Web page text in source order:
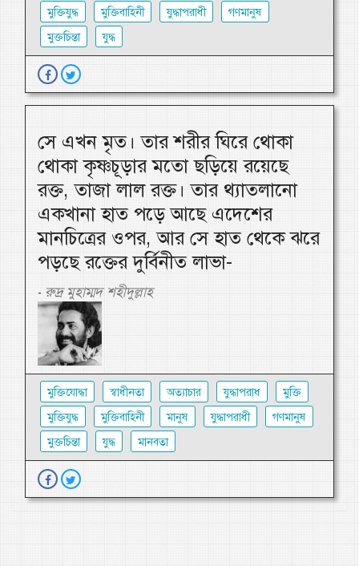
মুক্তিযুদ্ধ
মুক্তিবাহিনী যুদ্ধাপরাধী
গণমানুষ
মুক্তচিন্তা
যুদ্ধ
সে এখন মৃত। তার শরীর ঘিরে থোকা
থোকা কৃষ্ণচূড়ার মতো ছড়িয়ে রয়েছে
রক্ত, তাজা লাল রক্ত। তার থ্যাতলানো
একখানা হাত পড়ে আছে এদেশের
মানচিত্রের ওপর, আর সে হাত থেকে ঝরে
পড়ছে রক্তের দুর্বিনীত লাভা-
- রুদ্র মুহাম্মদ শহীদুল্লাহ
মুক্তিযোদ্ধা স্বাধীনতা অত্যাচার যুদ্ধাপরাধ
মুক্তি
মুক্তিযুদ্ধ
মুক্তিবাহিনী মানুষ যুদ্ধাপরাধী
গণমানুষ
মুক্তচিন্তা
যুদ্ধ মানবতা